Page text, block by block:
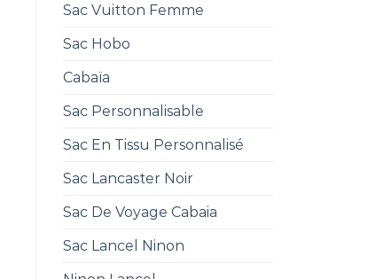
Sac Vuitton Femme
Sac Hobo
Cabaïa
Sac Personnalisable
Sac En Tissu Personnalisé
Sac Lancaster Noir
Sac De Voyage Cabaia
Sac Lancel Ninon